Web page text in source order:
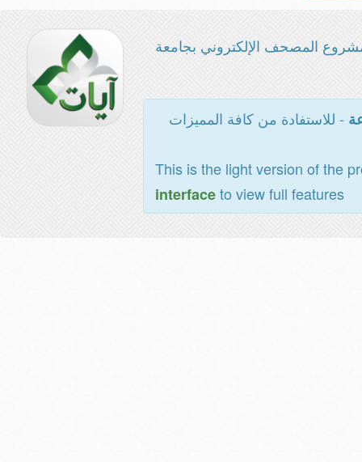
المصحف الإلكتروني بجامعة
- للاستفادة من كافة المميزات
This is the light version of the
interfaceto view full features